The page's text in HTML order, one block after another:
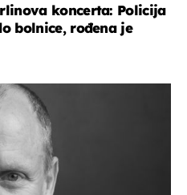
koncerta: Policija
bolnice, rođena je